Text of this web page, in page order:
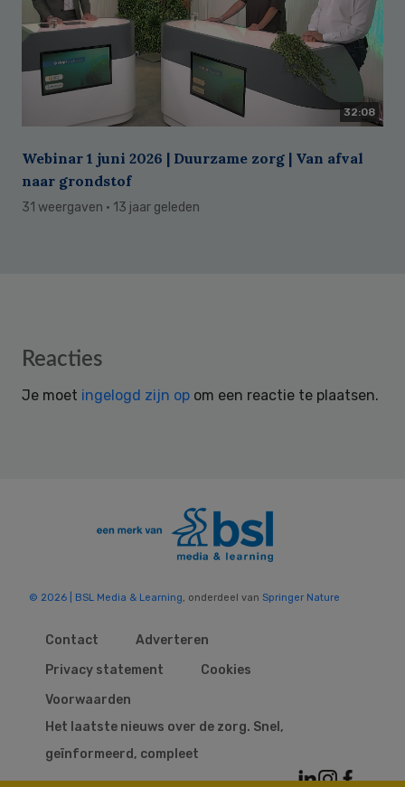
32:08
Webinar 1 juni 2026 | Duurzame zorg | Van afval
naar grondstof
31 weergaven · 13 jaar geleden
Reader
Reacties
Je moet ingelogd zijn op om een reactie te plaatsen.
© 2026 | BSL Media & Learning, onderdeel van Springer Nature
Contact
Adverteren
Privacy statement
Cookies
Voorwaarden
Het laatste nieuws over de zorg. Snel,
geïnformeerd, compleet